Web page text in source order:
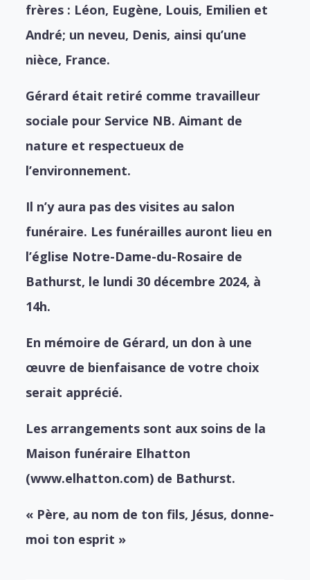
frères : Léon, Eugène, Louis, Emilien et
André; un neveu, Denis, ainsi qu’une
nièce, France.
Gérard était retiré comme travailleur
sociale pour Service NB. Aimant de
nature et respectueux de
l’environnement.
Il n’y aura pas des visites au salon
funéraire. Les funérailles auront lieu en
l’église Notre-Dame-du-Rosaire de
Bathurst, le lundi 30 décembre 2024, à
14h.
En mémoire de Gérard, un don à une
œuvre de bienfaisance de votre choix
serait apprécié.
Les arrangements sont aux soins de la
Maison funéraire Elhatton
(www.elhatton.com) de Bathurst.
« Père, au nom de ton fils, Jésus, donne-
moi ton esprit »